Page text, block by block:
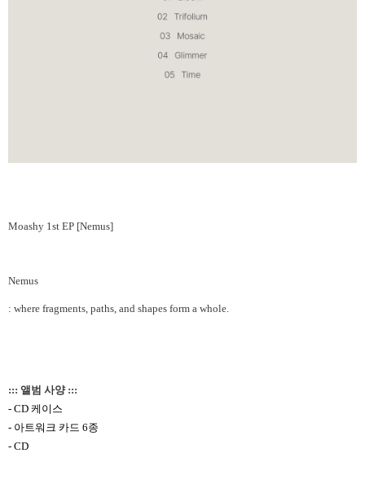
Moashy 1st EP [Nemus]
Nemus
: where fragments, paths, and shapes form a whole.
::: 앨범 사양 :::
- CD 케이스
- 아트워크 카드 6종
- CD